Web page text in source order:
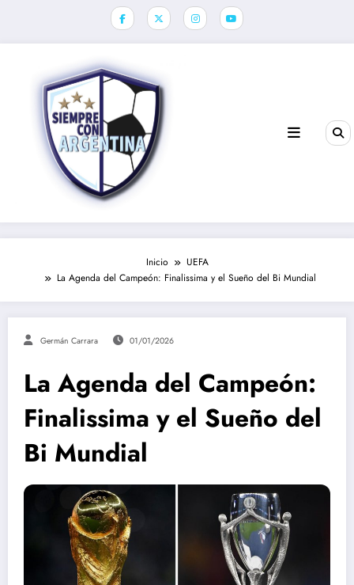
Inicio
UEFA
La Agenda del Campeón: Finalissima y el Sueño del Bi Mundial
Germán Carrara 01/01/2026
La Agenda del Campeón:
Finalissima y el Sueño del
Bi Mundial